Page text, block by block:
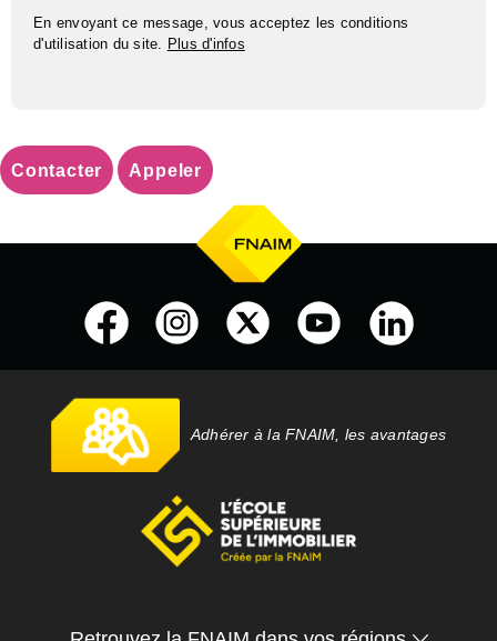
En envoyant ce message, vous acceptez les conditions
d'utilisation du site. Plus d'infos
Contacter Appeler
Adhérer à la FNAIM, les avantages